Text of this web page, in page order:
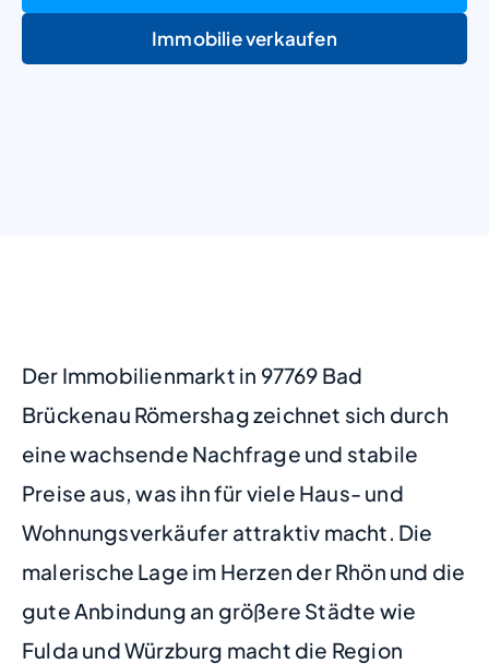
Immobilie verkaufen
Der Immobilienmarkt in 97769 Bad
Brückenau Römershag zeichnet sich durch
eine wachsende Nachfrage und stabile
Preise aus, was ihn für viele Haus- und
Wohnungsverkäufer attraktiv macht. Die
malerische Lage im Herzen der Rhön und die
gute Anbindung an größere Städte wie
Fulda und Würzburg macht die Region